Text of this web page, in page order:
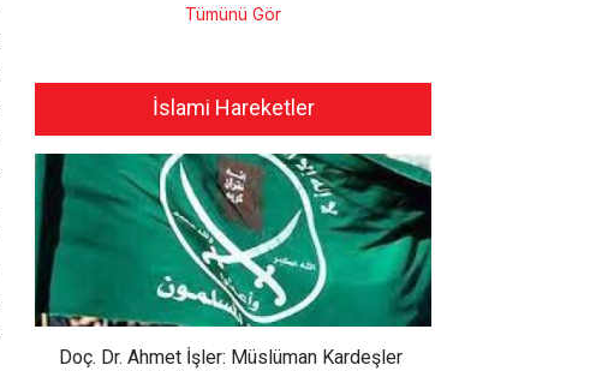
Tümünü Gör
İslami Hareketler
Doç. Dr. Ahmet İşler: Müslüman Kardeşler